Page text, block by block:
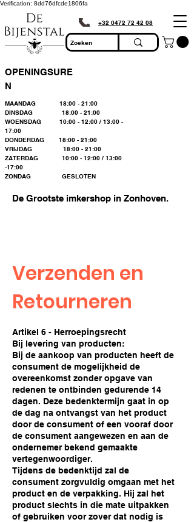
Verification: 8dd76dfcde1806fa
+32 0472 72 42 08
OPENINGSURE
N
MAANDAG 18:00 - 21:00
DINSDAG 18:00 - 21:00
WOENSDAG 10:00 - 12:00 / 13:00 -
17:00
DONDERDAG 18:00 - 21:00
VRIJDAG 18:00 - 21:00
ZATERDAG 10:00 - 12:00 / 13:00
-17:00
ZONDAG GESLOTEN
De Grootste imkershop in Zonhoven.
Verzenden en
Retourneren
Artikel 6 - Herroepingsrecht
Bij levering van producten:
Bij de aankoop van producten heeft de
consument de mogelijkheid de
overeenkomst zonder opgave van
redenen te ontbinden gedurende 14
dagen. Deze bedenktermijn gaat in op
de dag na ontvangst van het product
door de consument of een vooraf door
de consument aangewezen en aan de
ondernemer bekend gemaakte
vertegenwoordiger.
Tijdens de bedenktijd zal de
consument zorgvuldig omgaan met het
product en de verpakking. Hij zal het
product slechts in die mate uitpakken
of gebruiken voor zover dat nodig is